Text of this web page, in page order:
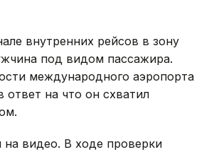
внутренних рейсов в зону
под видом пассажира.
международного аэропорта
на что он схватил
видео. В ходе проверки